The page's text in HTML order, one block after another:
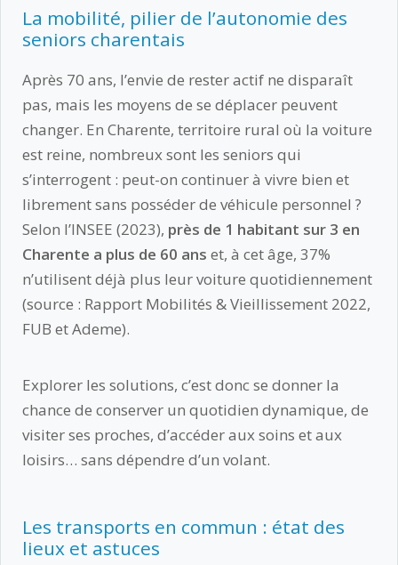
La mobilité, pilier de l’autonomie des
seniors charentais
Après 70 ans, l’envie de rester actif ne disparaît
pas, mais les moyens de se déplacer peuvent
changer. En Charente, territoire rural où la voiture
est reine, nombreux sont les seniors qui
s’interrogent : peut-on continuer à vivre bien et
librement sans posséder de véhicule personnel ?
Selon l’INSEE (2023), près de 1 habitant sur 3 en
Charente a plus de 60 ans et, à cet âge, 37%
n’utilisent déjà plus leur voiture quotidiennement
(source : Rapport Mobilités & Vieillissement 2022,
FUB et Ademe).
Explorer les solutions, c’est donc se donner la
chance de conserver un quotidien dynamique, de
visiter ses proches, d’accéder aux soins et aux
loisirs… sans dépendre d’un volant.
Les transports en commun : état des
lieux et astuces